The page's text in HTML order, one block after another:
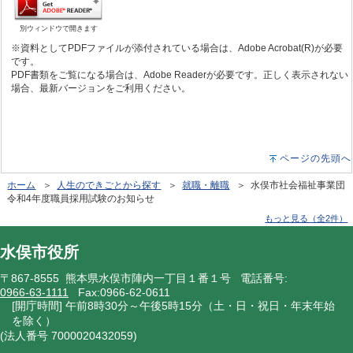
別ウィンドウで開きます
※資料としてPDFファイルが添付されている場合は、Adobe Acrobat(R)が必要
です。
PDF書類をご覧になる場合は、Adobe Readerが必要です。正しく表示されない
場合、最新バージョンをご利用ください。
ページの先頭へ
ホーム ＞ 人生のできごとから探す ＞就職・離職 ＞ 水俣市社会福祉事業団
令和4年度職員採用試験のお知らせ
もっと見る（全2件）
水俣市役所
〒867-8555 熊本県水俣市陣内一丁目１番１号 電話番号:
0966-63-1111 Fax:0966-62-0611
[開庁時間] 午前8時30分～午後5時15分（土・日・祝日・年末年始
を除く）
(法人番号 7000020432059)